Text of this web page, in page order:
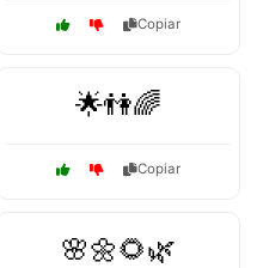
Copiar
🌟👫🌈
Copiar
🌸🌼🌻🌿